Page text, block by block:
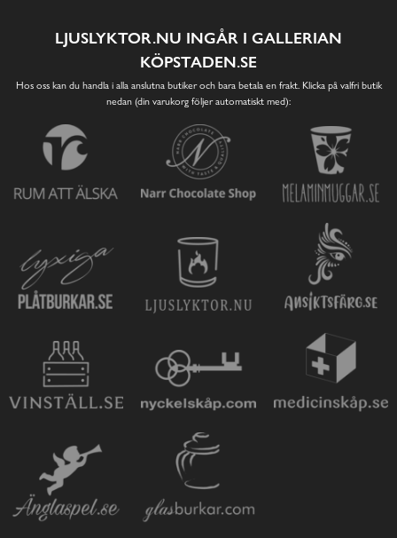
LJUSLYKTOR.NU INGÅR I GALLERIAN
KÖPSTADEN.SE
Hos oss kan du handla i alla anslutna butiker och bara betala en frakt. Klicka på valfri butik
nedan (din varukorg följer automatiskt med):